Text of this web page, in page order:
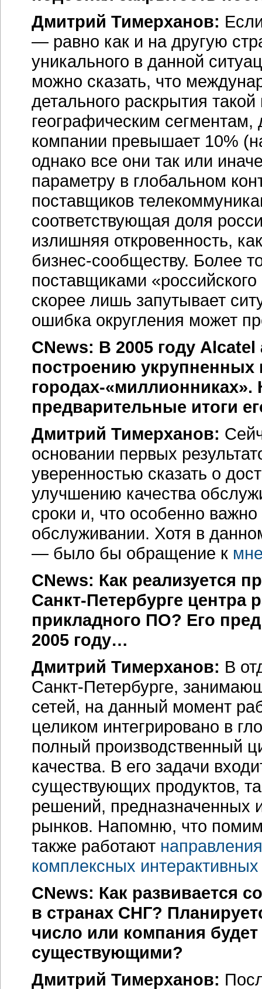
Дмитрий Тимерханов:
— равно как и на другую
уникального в данной
можно сказать, что
детального раскрытия
географическим
компании превышает 10%
однако все они так или
параметру в глобальном
поставщиков
соответствующая доля
излишняя откровенность,
бизнес-сообществу. Более
поставщиками
скорее лишь запутывает
ошибка округления может
CNews: В 2005 году
построению укрупненных
городах-
предварительные итоги
Дмитрий Тимерханов:
основании первых
уверенностью сказать о
улучшению качества
сроки и, что особенно
обслуживании. Хотя в
— было бы обращение к
CNews: Как реализуется
Санкт-Петербурге центра
прикладного ПО? Его
2005 году…
Дмитрий Тимерханов: В
Санкт-Петербурге,
сетей, на данный момент
целиком интегрировано в
полный производственный
качества. В его задачи
существующих продуктов,
решений, предназначенных
рынков. Напомню, что
также работают
комплексных
CNews: Как развивается
в странах СНГ?
число или компания
существующими?
Дмитрий Тимерханов: